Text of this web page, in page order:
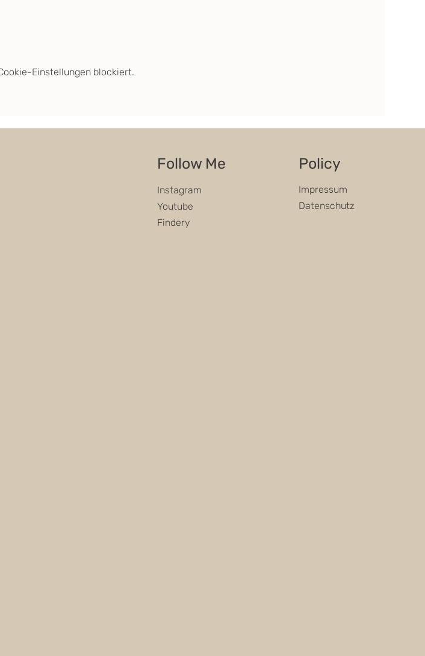
Einstellungen blockiert.
Follow Me
Instagram
Youtube
Findery
Policy
Impressum
Datenschutz